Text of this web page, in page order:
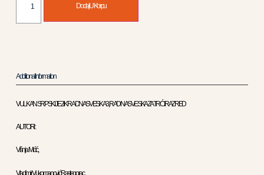
Dodaj U Korpu
Additional Information
VULKAN SRPSKI JEZIK RADNA SVESKA 3, RADNA SVESKA ZA TRĆI RAZRED
AUTORI :
Višnja Mićić,
Vladimir Vukomanović Rastegorac,